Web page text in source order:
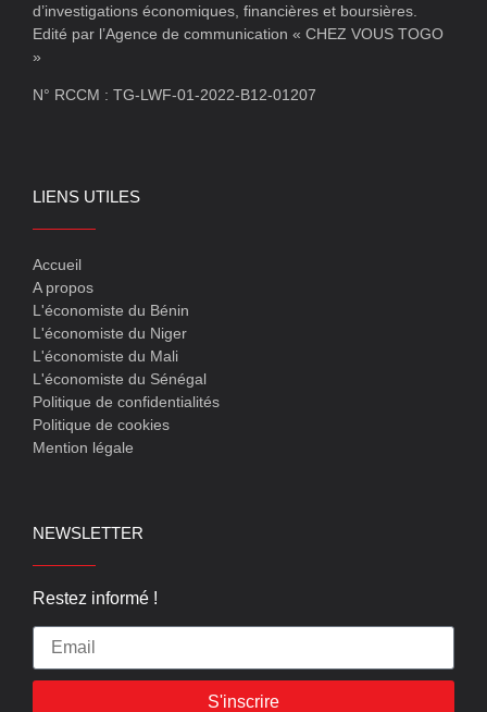
d’investigations économiques, financières et boursières.
Edité par l’Agence de communication « CHEZ VOUS TOGO
»
N° RCCM : TG-LWF-01-2022-B12-01207
LIENS UTILES
Accueil
A propos
L'économiste du Bénin
L'économiste du Niger
L'économiste du Mali
L'économiste du Sénégal
Politique de confidentialités
Politique de cookies
Mention légale
NEWSLETTER
Restez informé !
S'inscrire